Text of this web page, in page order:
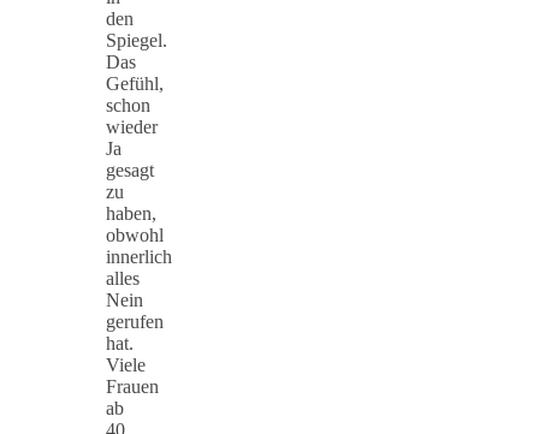
den
Spiegel.
Das
Gefühl,
schon
wieder
Ja
gesagt
zu
haben,
obwohl
innerlich
alles
Nein
gerufen
hat.
Viele
Frauen
ab